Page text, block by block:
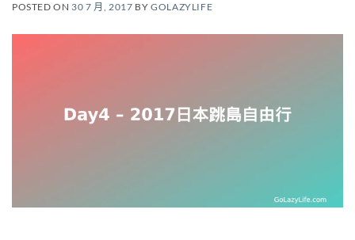
POSTED ON 30 7 月, 2017 BYGOLAZYLIFE